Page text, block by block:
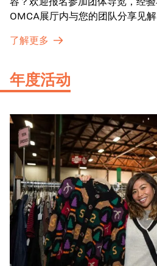
OMCA展厅内与您的团队分享见
了解更多
年度活动